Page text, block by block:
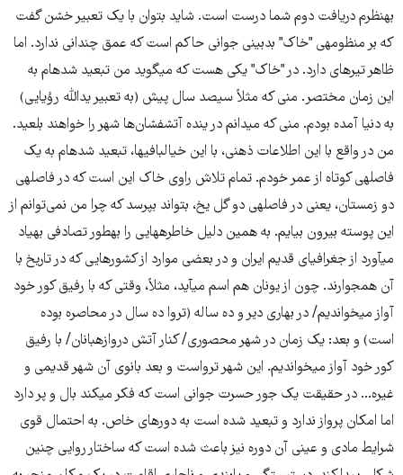
به​نظرم دریافت دوم شما درست است. شاید بتوان با یک تعبیر خشن گفت
که بر منظومه​ی "خاک" بدبینی جوانی حاکم است که عمق چندانی ندارد. اما
ظاهر تیره​ای دارد. در "خاک" یکی هست که می​گوید من تبعید شده​ام به
این زمان مختصر. منی که مثلاً سیصد سال پیش (به تعبیر یدالله رؤیایی)
به دنیا آمده بودم. منی که می​دانم در ینده آتش​فشان‌ها شهر را خواهند بلعید.
من در واقع با این اطلاعات ذهنی، با این خیالبافی​ها، تبعید شده​ام به یک
فاصله​ی کوتاه از عمر خودم. تمام تلاش راوی خاک این است که در فاصله​​​ی
دو زمستان، یعنی در فاصله​ی دو گل یخ، بتواند بپرسد که چرا من نمی‌توانم از
این پوسته بیرون بیایم. به همین دلیل خاطره​هایی را به​طور تصادفی به​یاد
می​آورد از جغرافیای قدیم ایران و در بعضی موارد از کشورهایی که در تاریخ با
آن هم​جوارند. چون از یونان هم اسم می​آید، مثلاً، وقتی که با رفیق کور خود
آواز می​خواندیم/ در بهاری دیر و ده ساله (تروا ده سال در محاصره بوده
است) و بعد: یک زمان در شهر محصوری/ کنار آتش دروازه​بانان/ با رفیق
کور خود آواز می​خواندیم. این شهر ترواست و بعد بانوی آن شهر قدیمی و
غیره... در حقیقت یک جور حسرت جوانی است که فکر می​کند بال و پر دارد
اما امکان پرواز ندارد و تبعید شده است به دوره​ای خاص. به احتمال قوی
شرایط مادی و عینی آن دوره نیز باعث شده است که ساختار روایی چنین